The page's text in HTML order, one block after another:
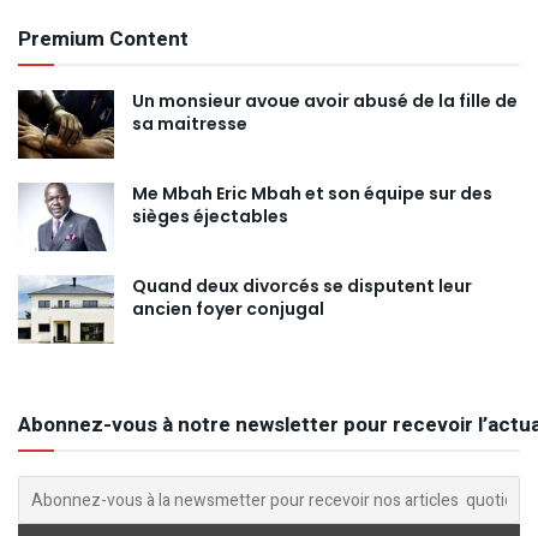
Premium Content
Un monsieur avoue avoir abusé de la fille de
sa maitresse
Me Mbah Eric Mbah et son équipe sur des
sièges éjectables
Quand deux divorcés se disputent leur
ancien foyer conjugal
Abonnez-vous à notre newsletter pour recevoir